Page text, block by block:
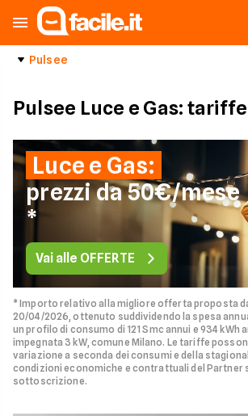
Pulsee
Pulsee Luce e Gas:
Luce e Gas:
prezzi da 50€/mese
*
Vai alle OFFERTE
* Importo relativo alla migliore offerta proposta
20/04/2026, ottenuto suddividendo la spesa
un profilo di consumo di 121 Smc annui e 934 kWh
impegnata 3 kW, comune Milano. Le tariffe
variazione a seconda dei consumi e della
condizioni economiche e contrattuali del Partner
sottoscrizione.